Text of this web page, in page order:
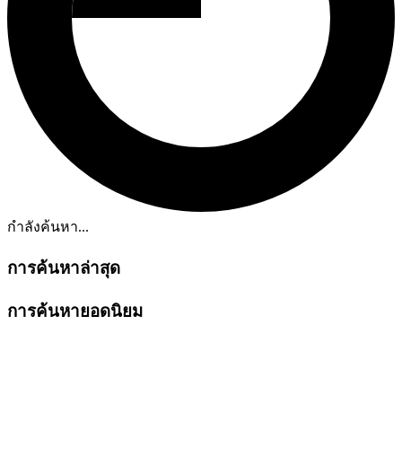
กำลังค้นหา...
การค้นหาล่าสุด
การค้นหายอดนิยม